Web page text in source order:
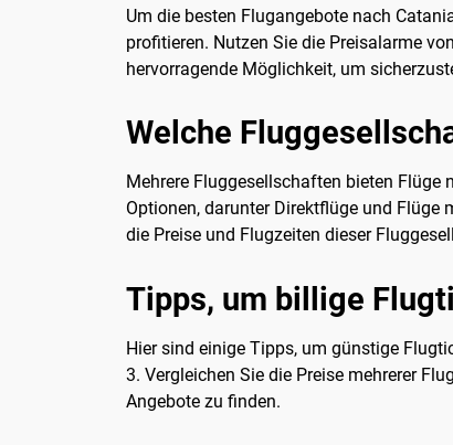
Um die besten Flugangebote nach
profitieren. Nutzen Sie die Preisalarme
hervorragende Möglichkeit, um
Welche
Mehrere Fluggesellschaften bieten Flüge
Optionen, darunter Direktflüge und
die Preise und Flugzeiten dieser
Tipps, um billige
Hier sind einige Tipps, um günstige
3. Vergleichen Sie die Preise mehrerer
Angebote zu finden.